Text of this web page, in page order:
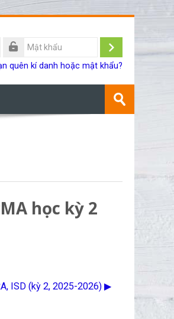
Đăng
quên kí danh hoặc mật khẩu?
Gửi
học kỳ 2
ISD (kỳ 2, 2025-2026) ▶︎